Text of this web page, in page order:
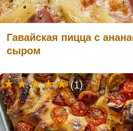
Гавайская пицца с
сыром
(1)